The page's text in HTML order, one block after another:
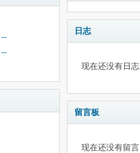
--
--
日志
现在还没有日志
留言板
现在还没有留言